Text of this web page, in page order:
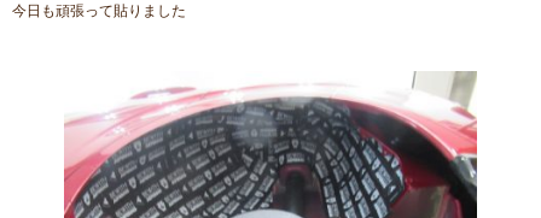
今日も頑張って貼りました